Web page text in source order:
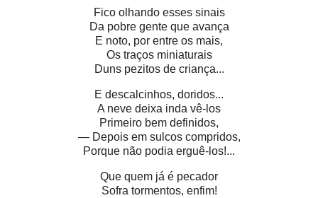
Fico olhando esses sinais
Da pobre gente que avança
E noto, por entre os mais,
Os traços miniaturais
Duns pezitos de criança...
E descalcinhos, doridos...
A neve deixa inda vê-los
Primeiro bem definidos,
— Depois em sulcos compridos,
Porque não podia erguê-los!...
Que quem já é pecador
Sofra tormentos, enfim!